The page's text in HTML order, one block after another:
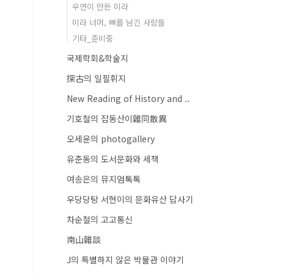
우연이 만든 미라
미라 너머, 뼈를 남긴 사람들
기타_준비중
국제학회&학술지
探古의 일필휘지
New Reading of History and ..
기호철의 잡동산이雜同散異
오세윤의 photogallery
유춘동의 도서문화와 세책
여송은의 뮤지엄톡톡
우당당탕 서현이의 문화유산 답사기
차순철의 고고통신
南山雜談
J의 특별하지 않은 박물관 이야기